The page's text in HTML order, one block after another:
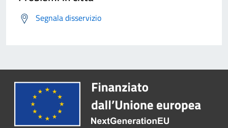
Segnala disservizio